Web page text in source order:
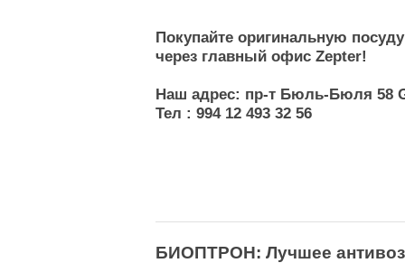
Покупайте оригинальную
через главный офис Zepter!
Наш адрес: пр-т Бюль-Бюля 58
Тел : 994 12 493 32 56
БИОПТРОН: Лучшее